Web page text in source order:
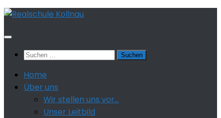
Zum
springen
Suchen
Home
Über uns
Wir stellen uns vor…
Unser Leitbild